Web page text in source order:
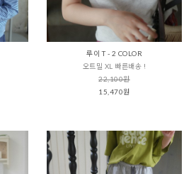
루이 T - 2 COLOR
오트밀 XL 빠른배송 !
22,100원
15,470원